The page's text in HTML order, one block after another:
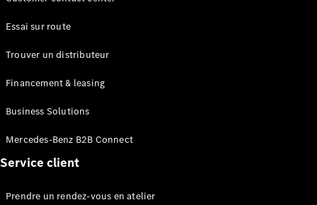
Essai sur route
Trouver un distributeur
Financement & leasing
Business Solutions
Mercedes-Benz B2B Connect
Service client
Prendre un rendez-vous en atelier